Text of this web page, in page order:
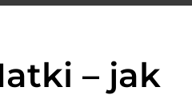
– jak